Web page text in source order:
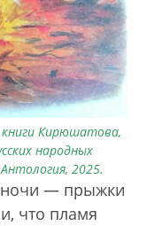
Кирюшатова,
народных
2025.
ночи — прыжки
что пламя